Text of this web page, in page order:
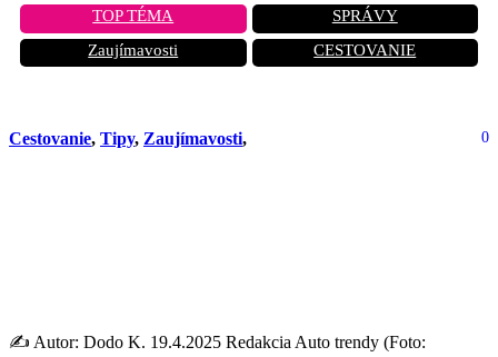
TOP TÉMA
SPRÁVY
Zaujímavosti
CESTOVANIE
Cestovanie, Tipy, Zaujímavosti, 0
✍️ Autor: Dodo K. 19.4.2025 Redakcia Auto trendy (Foto: